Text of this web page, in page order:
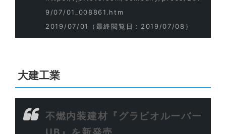
9/07/01_008861.htm
2019/07/01
（最終閲覧日：2019/07/08）
大建工業
不燃内装建材『グラビオルーバー